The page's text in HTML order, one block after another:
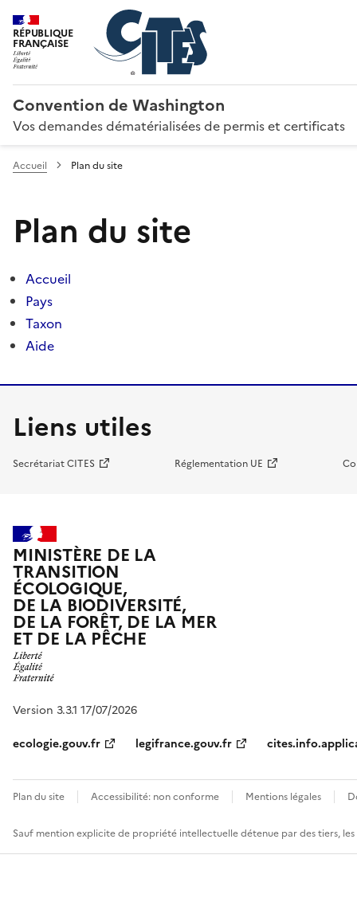
RÉPUBLIQUE
FRANÇAISE
Convention de Washington
Vos demandes dématérialisées de permis et certificats
Accueil Plan du site
Plan du site
Accueil
Pays
Taxon
Aide
Liens utiles
Secrétariat CITES Réglementation UE
MINISTÈRE DE LA
TRANSITION
ÉCOLOGIQUE,
DE LA BIODIVERSITÉ,
DE LA FORÊT, DE LA MER
ET DE LA PÊCHE
Version 3.3.1 17/07/2026
ecologie.gouv.fr
legifrance.gouv.fr
Plan du site Accessibilité: non conforme Mentions légales
Sauf mention explicite de propriété intellectuelle détenue par des tiers,